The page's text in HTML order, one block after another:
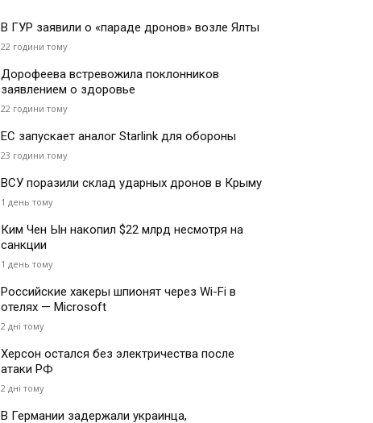
В ГУР заявили о «параде дронов» возле Ялты
22 години тому
Дорофеева встревожила поклонников
заявлением о здоровье
22 години тому
ЕС запускает аналог Starlink для обороны
23 години тому
ВСУ поразили склад ударных дронов в Крыму
1 день тому
Ким Чен Ын накопил $22 млрд несмотря на
санкции
1 день тому
Российские хакеры шпионят через Wi-Fi в
отелях — Microsoft
2 дні тому
Херсон остался без электричества после
атаки РФ
2 дні тому
В Германии задержали украинца,